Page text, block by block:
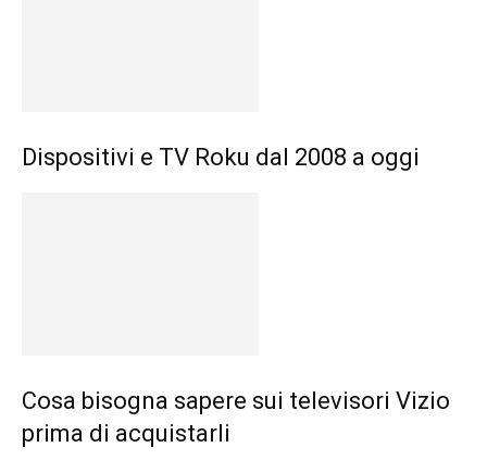
Dispositivi e TV Roku dal 2008 a oggi
Cosa bisogna sapere sui televisori Vizio
prima di acquistarli